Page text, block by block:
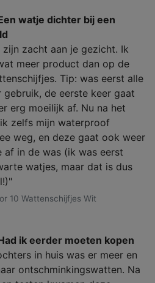
watje dichter bij een
zijn zacht aan je gezicht. Ik
meer product dan op de
Tip: was eerst alle
gebruik, de eerste keer gaat
erg moeilijk af. Nu na het
zelfs mijn waterproof
weg, en deze gaat ook weer
af in de was (ik was eerst
watjes, maar dat is dus
10 Wattenschijfjes Wit
ik eerder moeten kopen
in huis was er meer en
ontschminkingswatten. Na